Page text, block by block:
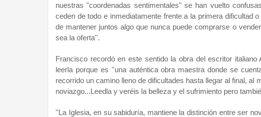
nuestras "coordenadas sentimentales" se han vuelto
ceden de todo e inmediatamente frente a la primera dificultad
de mantener juntos algo que nunca puede comprarse o
sea la oferta''.
Francisco recordó en este sentido la obra del escritor
leerla porque es ''una auténtica obra maestra donde se
recorrido un camino lleno de dificultades hasta llegar al final,
noviazgo...Leedla y veréis la belleza y el sufrimiento pero
''La Iglesia, en su sabiduría, mantiene la distinción entre ser